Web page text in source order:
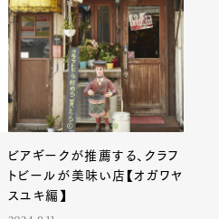
ビアギークが推薦する、クラフ
トビールが美味い店【オガワヤ
スユキ編】